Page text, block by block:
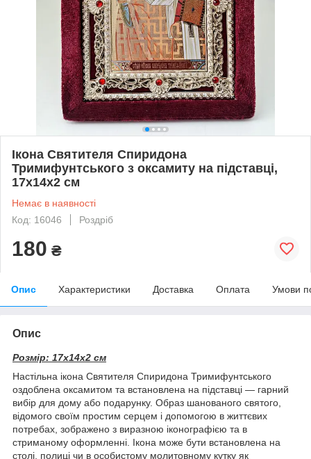
Ікона Святителя Спиридона
Тримифунтського з оксамиту на підставці,
17х14х2 см
Немає в наявності
Код: 16046
Роздріб
180 ₴
Опис Характеристики Доставка Оплата Умови
Опис
Розмір: 17х14х2 см
Настільна ікона Святителя Спиридона Тримифунтського
оздоблена оксамитом та встановлена на підставці — гарний
вибір для дому або подарунку. Образ шанованого святого,
відомого своїм простим серцем і допомогою в життєвих
потребах, зображено з виразною іконографією та в
стриманому оформленні. Ікона може бути встановлена на
столі, полиці чи в особистому молитовному кутку як